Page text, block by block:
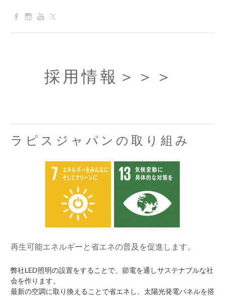
採用情報 ＞＞＞
ラピスジャパンの取り組み
再生可能エネルギーと省エネの普及を促進します。
弊社LED照明の設置をすることで、節電を通しサステナブルな社
会を作ります。
最新の空調に取り換えることで省エネし、太陽光発電パネルを搭